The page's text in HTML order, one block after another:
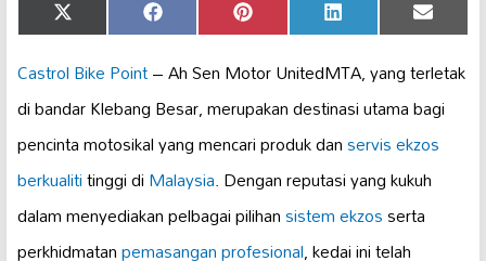
Share
on
X
(Twitter)
Share
on
Facebook Share
on
Pinterest Share
on
LinkedIn Share
on
Email
Castrol Bike Point– Ah Sen Motor UnitedMTA, yang terletak
di bandar Klebang Besar, merupakan destinasi utama bagi
pencinta motosikal yang mencari produk danservis ekzos
berkualititinggi diMalaysia. Dengan reputasi yang kukuh
dalam menyediakan pelbagai pilihansistem ekzosserta
perkhidmatanpemasangan profesional, kedai ini telah